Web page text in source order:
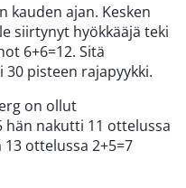
kauden ajan. Kesken
siirtynyt hyökkääjä teki
6+6=12. Sitä
pisteen rajapyykki.
on ollut
hän nakutti 11 ottelussa
ottelussa 2+5=7